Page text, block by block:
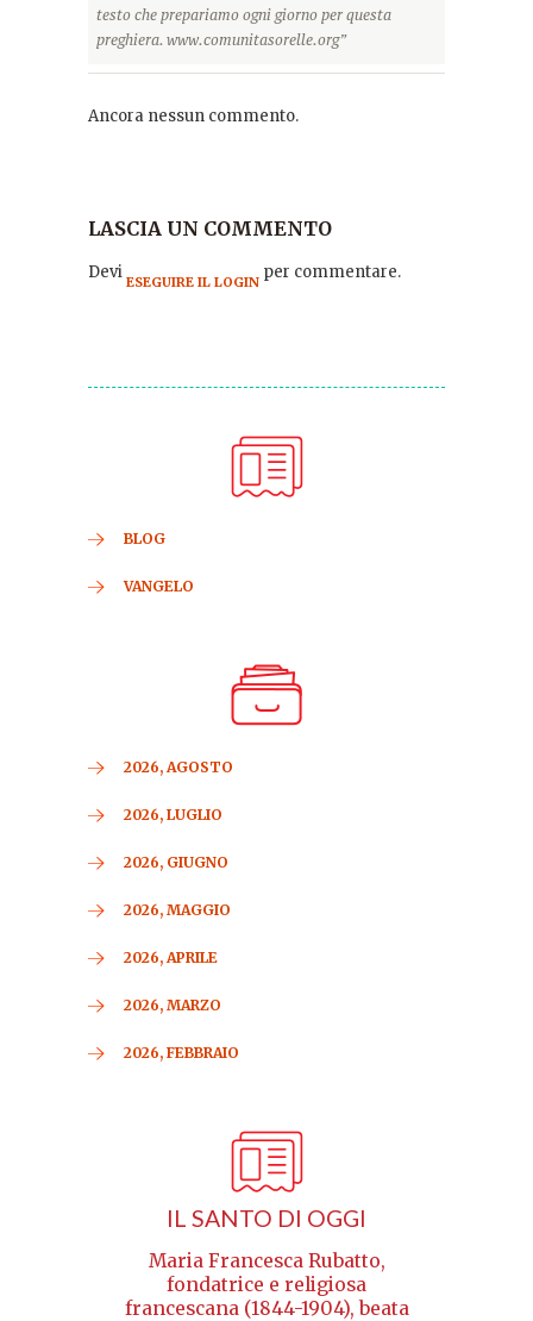
testo che prepariamo ogni giorno per questa
preghiera. www.comunitasorelle.org”
Ancora nessun commento.
LASCIA UN COMMENTO
Devi ESEGUIRE IL LOGIN per commentare.
BLOG
VANGELO
2026, AGOSTO
2026, LUGLIO
2026, GIUGNO
2026, MAGGIO
2026, APRILE
2026, MARZO
2026, FEBBRAIO
IL SANTO DI OGGI
Maria Francesca Rubatto,
fondatrice e religiosa
francescana (1844-1904), beata